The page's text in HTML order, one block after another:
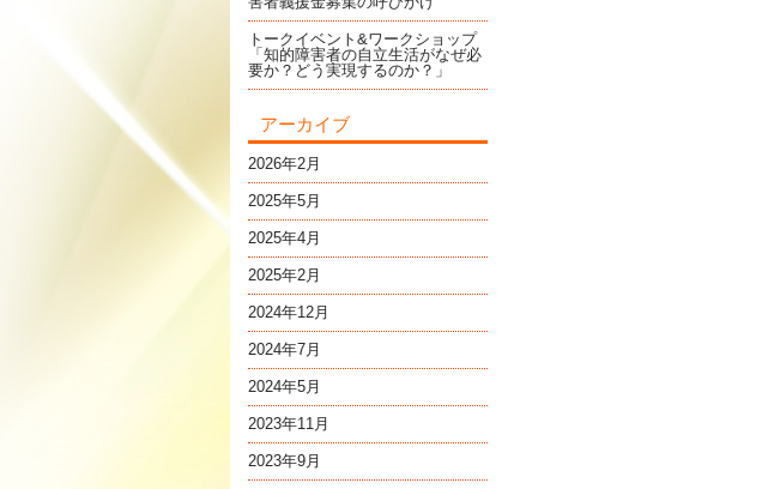
トークイベント&ワークショップ
「知的障害者の自立生活がなぜ必
要か？どう実現するのか？」
アーカイブ
2026年2月
2025年5月
2025年4月
2025年2月
2024年12月
2024年7月
2024年5月
2023年11月
2023年9月